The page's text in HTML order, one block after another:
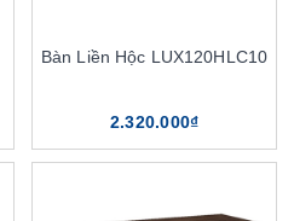
Bàn Liền Hộc LUX120HLC10
2.320.000₫